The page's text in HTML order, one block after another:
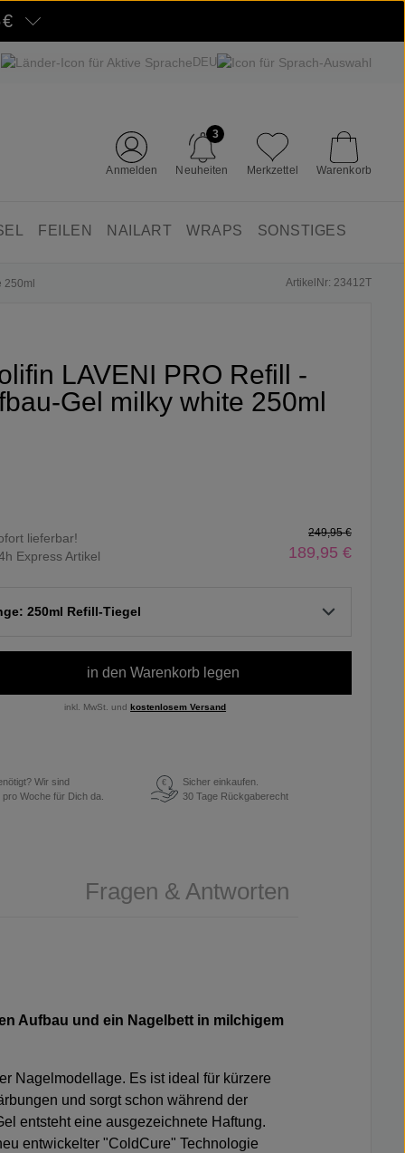
DEU
Anmelden Neuheiten
3
Merkzettel Warenkorb
FEILEN NAILART WRAPS SONSTIGES
ArtikelNr: 23412T
LAVENI PRO Refill -
Gel milky white 250ml
lieferbar!
Express Artikel
189,95 €
249,95 €
250ml Refill-Tiegel
in den Warenkorb legen
inkl. MwSt. undkostenlosem Versand
Wir sind
pro Woche für Dich da.
€
Sicher einkaufen.
30 Tage Rückgaberecht
Fragen & Antworten
Aufbau und ein Nagelbett in milchigem
Nagelmodellage. Es ist ideal für kürzere
und sorgt schon während der
entsteht eine ausgezeichnete Haftung.
entwickelter "ColdCure" Technologie